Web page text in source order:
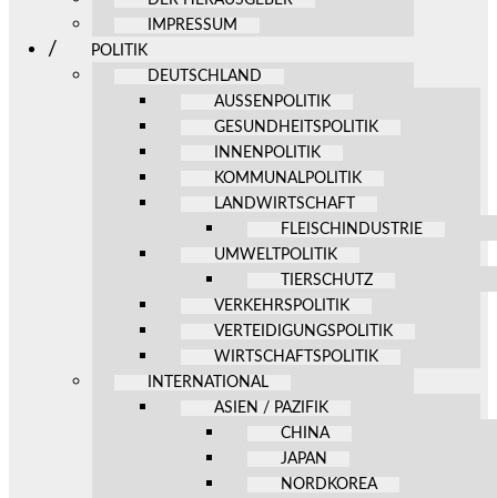
IMPRESSUM
POLITIK
DEUTSCHLAND
AUSSENPOLITIK
GESUNDHEITSPOLITIK
INNENPOLITIK
KOMMUNALPOLITIK
LANDWIRTSCHAFT
FLEISCHINDUSTRIE
UMWELTPOLITIK
TIERSCHUTZ
VERKEHRSPOLITIK
VERTEIDIGUNGSPOLITIK
WIRTSCHAFTSPOLITIK
INTERNATIONAL
ASIEN / PAZIFIK
CHINA
JAPAN
NORDKOREA